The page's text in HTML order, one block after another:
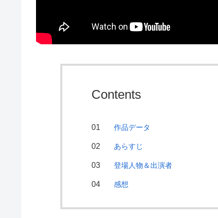
Contents
作品データ
あらすじ
登場人物＆出演者
感想